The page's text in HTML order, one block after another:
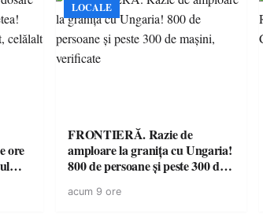
ore
LOCALE
FRONTIERĂ. Razie de
amploare la granița cu Ungaria!
800 de persoane și peste 300 de
acum 9 ore